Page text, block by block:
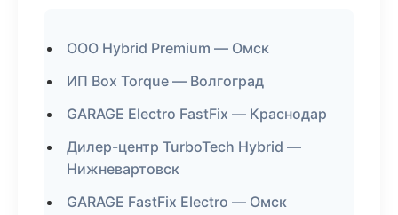
ООО Hybrid Premium — Омск
ИП Box Torque — Волгоград
GARAGE Electro FastFix — Краснодар
Дилер-центр TurboTech Hybrid —
Нижневартовск
GARAGE FastFix Electro — Омск